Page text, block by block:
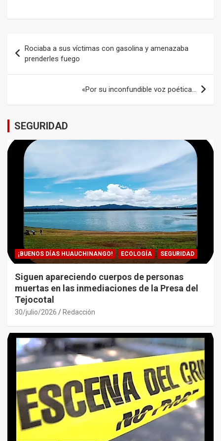
de
entradas
Rociaba a sus víctimas con gasolina y amenazaba
prenderles fuego
«Por su inconfundible voz poética…
SEGURIDAD
¡BUENOS DÍAS HUAUCHINANGO! ECOLOGÍA SEGURIDAD
Siguen apareciendo cuerpos de personas
muertas en las inmediaciones de la Presa del
Tejocotal
30/julio/2026 Redacción